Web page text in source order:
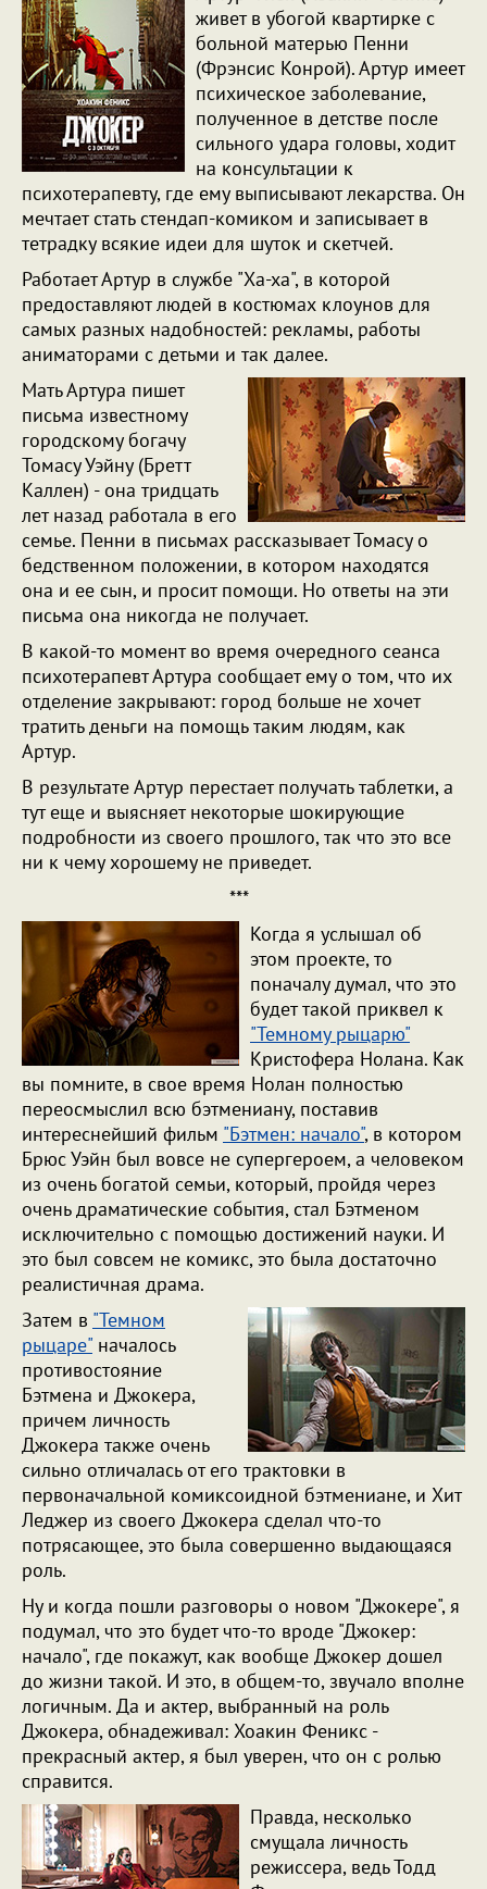
живет в убогой квартирке с
больной матерью Пенни
(Фрэнсис Конрой). Артур имеет
психическое заболевание,
полученное в детстве после
сильного удара головы, ходит
на консультации к
психотерапевту, где ему выписывают лекарства. Он
мечтает стать стендап-комиком и записывает в
тетрадку всякие идеи для шуток и скетчей.
Работает Артур в службе "Ха-ха", в которой
предоставляют людей в костюмах клоунов для
самых разных надобностей: рекламы, работы
аниматорами с детьми и так далее.
Мать Артура пишет
письма известному
городскому богачу
Томасу Уэйну (Бретт
Каллен) - она тридцать
лет назад работала в его
семье. Пенни в письмах рассказывает Томасу о
бедственном положении, в котором находятся
она и ее сын, и просит помощи. Но ответы на эти
письма она никогда не получает.
В какой-то момент во время очередного сеанса
психотерапевт Артура сообщает ему о том, что их
отделение закрывают: город больше не хочет
тратить деньги на помощь таким людям, как
Артур.
В результате Артур перестает получать таблетки, а
тут еще и выясняет некоторые шокирующие
подробности из своего прошлого, так что это все
ни к чему хорошему не приведет.
***
Когда я услышал об
этом проекте, то
поначалу думал, что это
будет такой приквел к
"Темному рыцарю"
Кристофера Нолана. Как
вы помните, в свое время Нолан полностью
переосмыслил всю бэтмениану, поставив
интереснейший фильм "Бэтмен: начало", в котором
Брюс Уэйн был вовсе не супергероем, а человеком
из очень богатой семьи, который, пройдя через
очень драматические события, стал Бэтменом
исключительно с помощью достижений науки. И
это был совсем не комикс, это была достаточно
реалистичная драма.
Затем в "Темном
рыцаре" началось
противостояние
Бэтмена и Джокера,
причем личность
Джокера также очень
сильно отличалась от его трактовки в
первоначальной комиксоидной бэтмениане, и Хит
Леджер из своего Джокера сделал что-то
потрясающее, это была совершенно выдающаяся
роль.
Ну и когда пошли разговоры о новом "Джокере", я
подумал, что это будет что-то вроде "Джокер:
начало", где покажут, как вообще Джокер дошел
до жизни такой. И это, в общем-то, звучало вполне
логичным. Да и актер, выбранный на роль
Джокера, обнадеживал: Хоакин Феникс -
прекрасный актер, я был уверен, что он с ролью
справится.
Правда, несколько
смущала личность
режиссера, ведь Тодд